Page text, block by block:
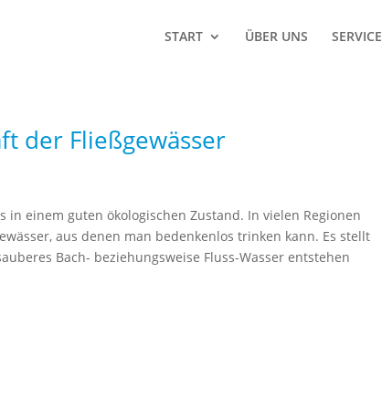
START ÜBER UNS SERVICE
der Fließgewässer
in einem guten ökologischen Zustand. In vielen Regionen
aus denen man bedenkenlos trinken kann. Es stellt
Bach- beziehungsweise Fluss-Wasser entstehen